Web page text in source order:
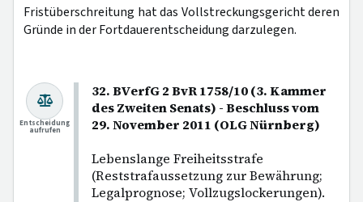
Fristüberschreitung hat das Vollstreckungsgericht deren
Gründe in der Fortdauerentscheidung darzulegen.
32. BVerfG 2 BvR 1758/10 (3. Kammer
des Zweiten Senats) - Beschluss vom
29. November 2011 (OLG Nürnberg)
Lebenslange Freiheitsstrafe
(Reststrafaussetzung zur Bewährung;
Legalprognose; Vollzugslockerungen).
Entscheidung
aufrufen